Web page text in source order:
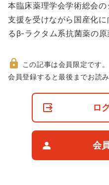
動本臨床薬理学会学術総会
支援を受けながら国産化
るβ-ラクタム系抗菌薬の
非
この記事は会員限定です。
会員登録すると最後までお読
ロ
会